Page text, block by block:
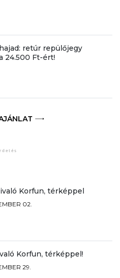
retúr repülőjegy
24.500 Ft-ért!
Korfun, térképpel
02.
Korfun, térképpel!
29.